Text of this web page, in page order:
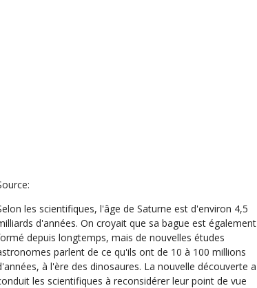
les scientifiques, l'âge de Saturne est d'environ 4,5
d'années. On croyait que sa bague est également
depuis longtemps, mais de nouvelles études
parlent de ce qu'ils ont de 10 à 100 millions
à l'ère des dinosaures. La nouvelle découverte a
les scientifiques à reconsidérer leur point de vue